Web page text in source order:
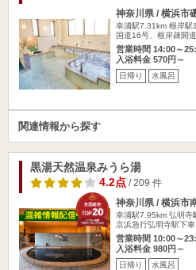
神奈川県 / 横浜市
幸浦駅7.31km 根岸駅
国道16号、根岸疎開
営業時間 14:00～
入浴料金 570円～
日帰り 水風呂
関連情報から探す
黒湯天然温泉みうら湯
4.2点/ 209 件
神奈川県 / 横浜市
幸浦駅7.95km 弘明寺
京浜急行弘明寺駅下
営業時間 10:00～
入浴料金 980円～
日帰り 水風呂